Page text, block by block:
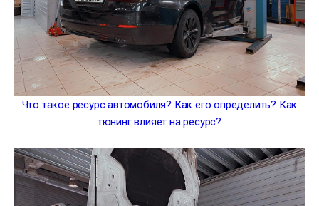
Что такое ресурс автомобиля? Как его определить? Как
тюнинг влияет на ресурс?